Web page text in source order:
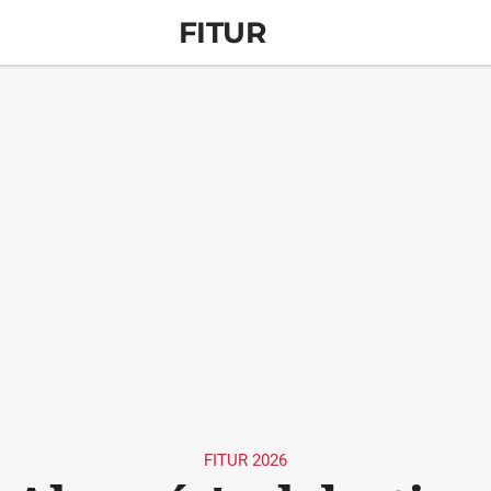
FITUR
FITUR 2026